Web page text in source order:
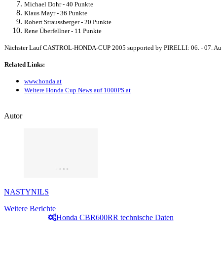
Michael Dohr - 40 Punkte
Klaus Mayr - 36 Punkte
Robert Straussberger - 20 Punkte
Rene Überfellner - 11 Punkte
Nächster Lauf CASTROL-HONDA-CUP 2005 supported by PIRELLI: 06. - 07.
Related Links:
www.honda.at
Weitere Honda Cup News auf 1000PS.at
Autor
NASTYNILS
Weitere Berichte
Honda CBR600RR technische Daten